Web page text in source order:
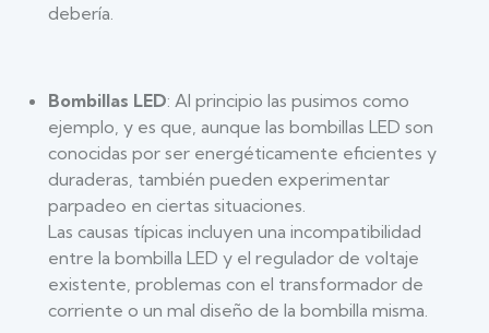
debería.
Bombillas LED: Al principio las pusimos como
ejemplo, y es que, aunque las bombillas LED son
conocidas por ser energéticamente eficientes y
duraderas, también pueden experimentar
parpadeo en ciertas situaciones.
Las causas típicas incluyen una incompatibilidad
entre la bombilla LED y el regulador de voltaje
existente, problemas con el transformador de
corriente o un mal diseño de la bombilla misma.